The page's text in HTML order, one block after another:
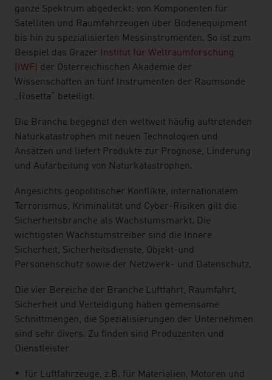
ganze Spektrum abgedeckt: von Komponenten für
Satelliten und Raumfahrzeugen über Bodenequipment
bis hin zu spezialisierten Messinstrumenten. So ist zum
Beispiel das Grazer
Institut für Weltraumforschung
(IWF)
der Österreichischen Akademie der
Wissenschaften an fünf Instrumenten der Raumsonde
„Rosetta“ beteiligt.
Die Branche begegnet den weltweit häufig auftretenden
Naturkatastrophen mit neuen Technologien und
Ansätzen und liefert Produkte zur Prognose, Linderung
und Aufarbeitung von Naturkatastrophen.
Angesichts geopolitischer Konflikte, internationalem
Terrorismus, Kriminalität und Cyber-Risiken gilt die
Sicherheitsbranche als Wachstumsmarkt. Die
wichtigsten Wachstumstreiber sind die Innere
Sicherheit, Sicherheitsdienste, Objekt-und
Personenschutz sowie der Netzwerk- und Datenschutz.
Die vier Bereiche der Branche Luftfahrt, Raumfahrt,
Sicherheit und Verteidigung haben gemeinsame
Schnittmengen, die Spezialisierungen der Unternehmen
sind sehr divers. Zu finden sind Produzenten und
Dienstleister
für Luftfahrzeuge, z.B. für Materialien, Motoren und